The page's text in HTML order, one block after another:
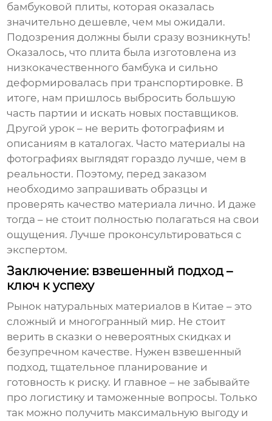
бамбуковой плиты, которая оказалась
значительно дешевле, чем мы ожидали.
Подозрения должны были сразу возникнуть!
Оказалось, что плита была изготовлена из
низкокачественного бамбука и сильно
деформировалась при транспортировке. В
итоге, нам пришлось выбросить большую
часть партии и искать новых поставщиков.
Другой урок – не верить фотографиям и
описаниям в каталогах. Часто материалы на
фотографиях выглядят гораздо лучше, чем в
реальности. Поэтому, перед заказом
необходимо запрашивать образцы и
проверять качество материала лично. И даже
тогда – не стоит полностью полагаться на свои
ощущения. Лучше проконсультироваться с
экспертом.
Заключение: взвешенный подход –
ключ к успеху
Рынок натуральных материалов в Китае – это
сложный и многогранный мир. Не стоит
верить в сказки о невероятных скидках и
безупречном качестве. Нужен взвешенный
подход, тщательное планирование и
готовность к риску. И главное – не забывайте
про логистику и таможенные вопросы. Только
так можно получить максимальную выгоду и